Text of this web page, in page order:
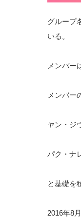
グループ
いる。
メンバー
メンバー
ヤン・ジ
パク・ナ
と基礎を
2016年8